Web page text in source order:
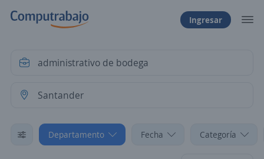
Ingresar
Departamento Fecha Categoría